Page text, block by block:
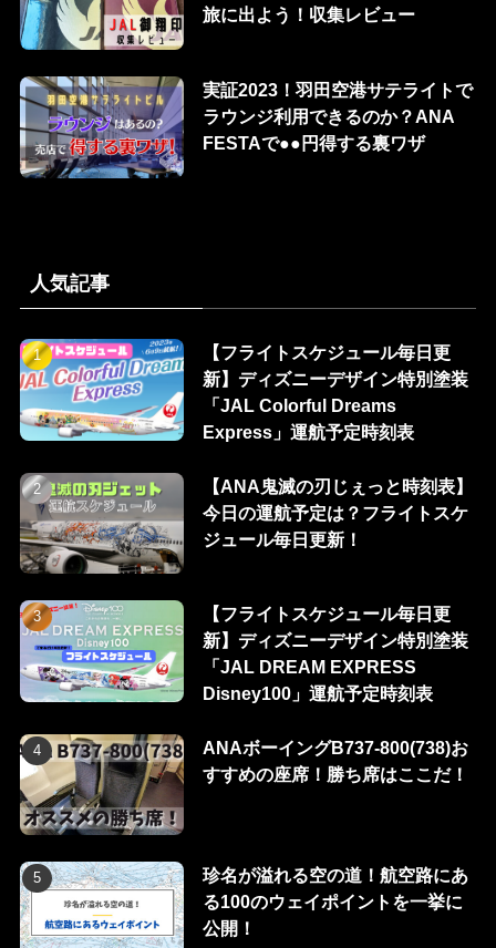
旅に出よう！収集レビュー
実証2023！羽田空港サテライトで
ラウンジ利用できるのか？ANA
FESTAで●●円得する裏ワザ
人気記事
【フライトスケジュール毎日更
新】ディズニーデザイン特別塗装
「JAL Colorful Dreams
Express」運航予定時刻表
【ANA鬼滅の刃じぇっと時刻表】
今日の運航予定は？フライトスケ
ジュール毎日更新！
【フライトスケジュール毎日更
新】ディズニーデザイン特別塗装
「JAL DREAM EXPRESS
Disney100」運航予定時刻表
ANAボーイングB737-800(738)お
すすめの座席！勝ち席はここだ！
珍名が溢れる空の道！航空路にあ
る100のウェイポイントを一挙に
公開！